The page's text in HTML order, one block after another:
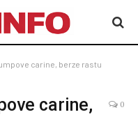
carine, berze rastu
carine,
0